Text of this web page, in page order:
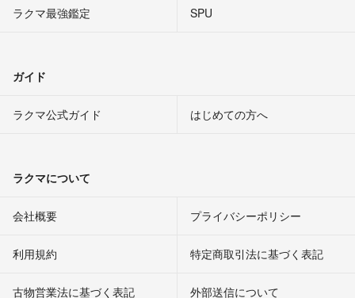
ラクマ最強鑑定
SPU
ガイド
ラクマ公式ガイド はじめての方へ
ラクマについて
会社概要 プライバシーポリシー
利用規約 特定商取引法に基づく表記
古物営業法に基づく表記 外部送信について